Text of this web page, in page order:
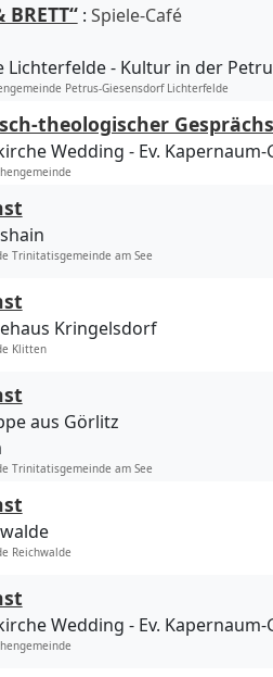
BRETT“: Spiele-Café
Lichterfelde
Kultur in der
Petrus-Giesensdorf Lichterfelde
theologischer
Wedding Ev.
Trinitatisgemeinde am See
Kringelsdorf
Klitten
aus Görlitz
Trinitatisgemeinde am See
Reichwalde
Wedding Ev.